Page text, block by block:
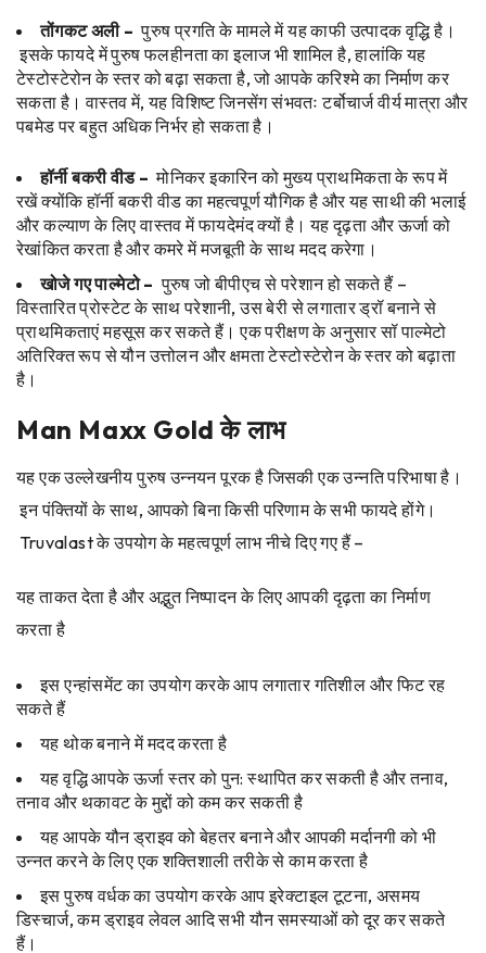
तोंगकट अली – पुरुष प्रगति के मामले में यह काफी उत्पादक वृद्धि है।
इसके फायदे में पुरुष फलहीनता का इलाज भी शामिल है, हालांकि यह
टेस्टोस्टेरोन के स्तर को बढ़ा सकता है, जो आपके करिश्मे का निर्माण कर
सकता है। वास्तव में, यह विशिष्ट जिनसेंग संभवतः टर्बोचार्ज वीर्य मात्रा और
पबमेड पर बहुत अधिक निर्भर हो सकता है।
हॉर्नी बकरी वीड – मोनिकर इकारिन को मुख्य प्राथमिकता के रूप में
रखें क्योंकि हॉर्नी बकरी वीड का महत्वपूर्ण यौगिक है और यह साथी की भलाई
और कल्याण के लिए वास्तव में फायदेमंद क्यों है। यह दृढ़ता और ऊर्जा को
रेखांकित करता है और कमरे में मजबूती के साथ मदद करेगा।
खोजे गए पाल्मेटो – पुरुष जो बीपीएच से परेशान हो सकते हैं –
विस्तारित प्रोस्टेट के साथ परेशानी, उस बेरी से लगातार ड्रॉ बनाने से
प्राथमिकताएं महसूस कर सकते हैं। एक परीक्षण के अनुसार सॉ पाल्मेटो
अतिरिक्त रूप से यौन उत्तोलन और क्षमता टेस्टोस्टेरोन के स्तर को बढ़ाता
है।
Man Maxx Goldके लाभ
यह एक उल्लेखनीय पुरुष उन्नयन पूरक है जिसकी एक उन्नति परिभाषा है।
इन पंक्तियों के साथ, आपको बिना किसी परिणाम के सभी फायदे होंगे।
Truvalast के उपयोग के महत्वपूर्ण लाभ नीचे दिए गए हैं –
यह ताकत देता है और अद्भुत निष्पादन के लिए आपकी दृढ़ता का निर्माण
करता है
इस एन्हांसमेंट का उपयोग करके आप लगातार गतिशील और फिट रह
सकते हैं
यह थोक बनाने में मदद करता है
यह वृद्धि आपके ऊर्जा स्तर को पुन: स्थापित कर सकती है और तनाव,
तनाव और थकावट के मुद्दों को कम कर सकती है
यह आपके यौन ड्राइव को बेहतर बनाने और आपकी मर्दानगी को भी
उन्नत करने के लिए एक शक्तिशाली तरीके से काम करता है
इस पुरुष वर्धक का उपयोग करके आप इरेक्टाइल टूटना, असमय
डिस्चार्ज, कम ड्राइव लेवल आदि सभी यौन समस्याओं को दूर कर सकते
हैं।